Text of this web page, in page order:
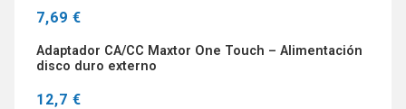
7,69 €
Adaptador CA/CC Maxtor One Touch – Alimentación
disco duro externo
12,7 €